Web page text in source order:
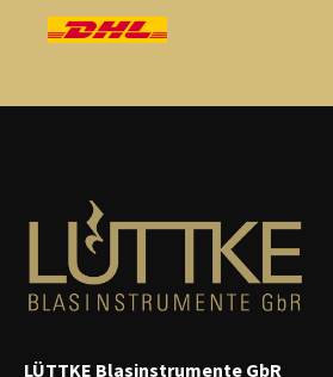
gewählt
LÜTTKE Blasinstrumente GbR